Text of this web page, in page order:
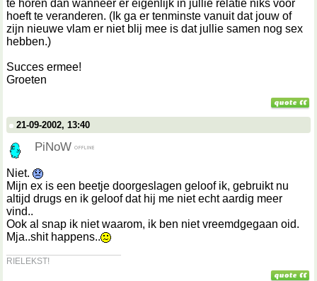
te horen dan wanneer er eigenlijk in jullie relatie niks voor
hoeft te veranderen. (Ik ga er tenminste vanuit dat jouw of
zijn nieuwe vlam er niet blij mee is dat jullie samen nog sex
hebben.)
Succes ermee!
Groeten
21-09-2002, 13:40
PiNoW
Niet.
Mijn ex is een beetje doorgeslagen geloof ik, gebruikt nu
altijd drugs en ik geloof dat hij me niet echt aardig meer
vind..
Ook al snap ik niet waarom, ik ben niet vreemdgegaan oid.
Mja..shit happens..
RIELEKST!